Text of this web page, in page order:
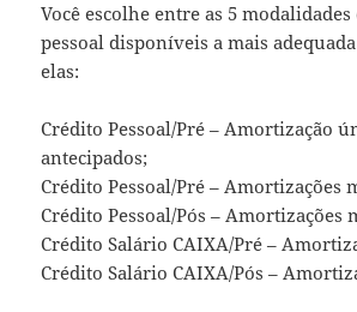
Você escolhe entre as 5
pessoal disponíveis a mais adequada
elas:
Crédito Pessoal/Pré – Amortização
antecipados;
Crédito Pessoal/Pré – Amortizações
Crédito Pessoal/Pós – Amortizações
Crédito Salário CAIXA/Pré –
Crédito Salário CAIXA/Pós –